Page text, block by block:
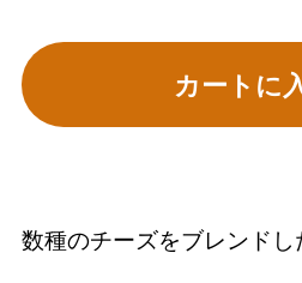
カートに
数種のチーズをブレンド